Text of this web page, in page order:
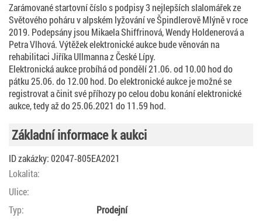
Zarámované startovní číslo s podpisy 3 nejlepších slalomářek ze
Světového poháru v alpském lyžování ve Špindlerově Mlýně v roce
2019. Podepsány jsou Mikaela Shiffrinová, Wendy Holdenerová a
Petra Vlhová. Výtěžek elektronické aukce bude věnován na
rehabilitaci Jiříka Ullmanna z České Lípy.
Elektronická aukce probíhá od pondělí 21.06. od 10.00 hod do
pátku 25.06. do 12.00 hod. Do elektronické aukce je možné se
registrovat a činit své příhozy po celou dobu konání elektronické
aukce, tedy až do 25.06.2021 do 11.59 hod.
Základní informace k aukci
ID zakázky: 02047-805EA2021
Lokalita:
Ulice:
Typ:
Prodejní